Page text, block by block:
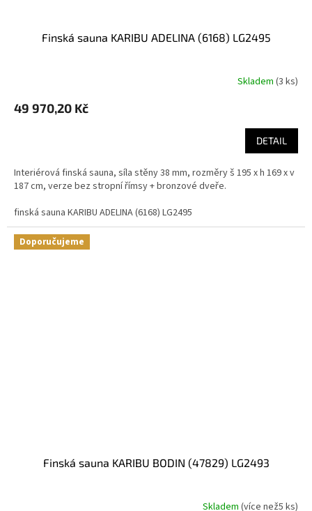
finská sauna KARIBU ADELINA (6168) LG2495
Skladem (3 ks)
49 970,20 Kč
DETAIL
Interiérová finská sauna, síla stěny 38 mm, rozměry š 195 x h 169 x v
187 cm, verze bez stropní římsy + bronzové dveře.
finská sauna KARIBU ADELINA (6168) LG2495
Doporučujeme
finská sauna KARIBU BODIN (47829) LG2493
Skladem (více než5 ks)